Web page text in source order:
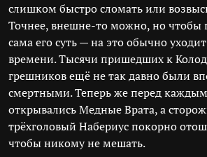
слишком быстро сломать или
Точнее, внешне-то можно, но чтобы
сама его суть — на это обычно
времени. Тысячи пришедших к
грешников ещё не так давно были
смертными. Теперь же перед
открывались Медные Врата, а
трёхголовый Набериус покорно
чтобы никому не мешать.